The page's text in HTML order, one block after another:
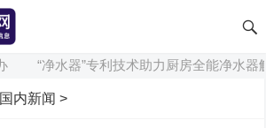
“净水器”专利技术助力厨房全能净水器
国内新闻 >